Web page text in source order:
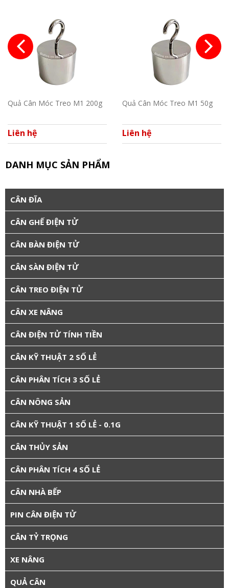
Quả Cân Móc Treo M1 200g
Liên hệ
Quả Cân Móc Treo M1 50g
Liên hệ
DANH MỤC SẢN PHẨM
CÂN ĐĨA
CÂN GHẾ ĐIỆN TỬ
CÂN BÀN ĐIỆN TỬ
CÂN SÀN ĐIỆN TỬ
CÂN TREO ĐIỆN TỬ
CÂN XE NÂNG
CÂN ĐIỆN TỬ TÍNH TIỀN
CÂN KỸ THUẬT 2 SỐ LẺ
CÂN PHÂN TÍCH 3 SỐ LẺ
CÂN NÔNG SẢN
CÂN KỸ THUẬT 1 SỐ LẺ - 0.1G
CÂN THỦY SẢN
CÂN PHÂN TÍCH 4 SỐ LẺ
CÂN NHÀ BẾP
PIN CÂN ĐIỆN TỬ
CÂN TỶ TRỌNG
XE NÂNG
QUẢ CÂN